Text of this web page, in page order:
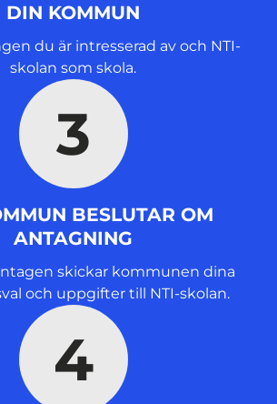
DIN KOMMUN
du är intresserad av och NTI-
skolan som skola.
3
BESLUTAR OM
ANTAGNING
skickar kommunen dina
och uppgifter till NTI-skolan.
4